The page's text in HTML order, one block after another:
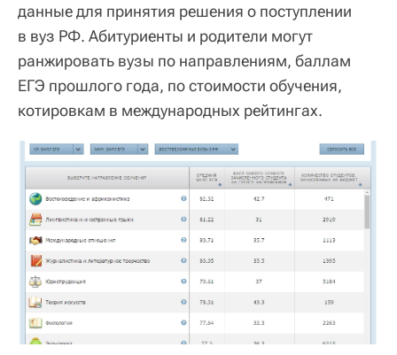
данные для принятия решения о поступлении
в вуз РФ. Абитуриенты и родители могут
ранжировать вузы по направлениям, баллам
ЕГЭ прошлого года, по стоимости обучения,
котировкам в международных рейтингах.